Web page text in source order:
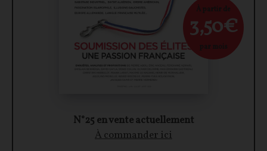
N°25 en vente actuellement
À commander ici
À partir de
3,50€
par mois